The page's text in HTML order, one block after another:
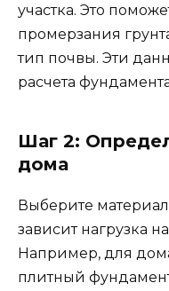
участка. Это
промерзания
тип почвы. Эти
расчета
Шаг 2:
дома
Выберите
зависит нагрузка
Например, для
плитный